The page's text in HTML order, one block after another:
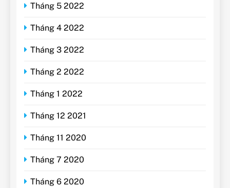
Tháng 5 2022
Tháng 4 2022
Tháng 3 2022
Tháng 2 2022
Tháng 1 2022
Tháng 12 2021
Tháng 11 2020
Tháng 7 2020
Tháng 6 2020